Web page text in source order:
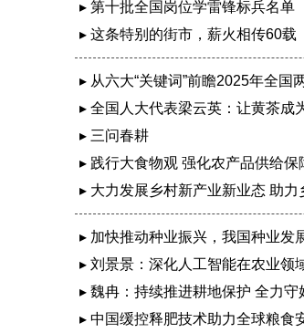
▸ 第十批全国岗位学雷锋标兵名单
▸ 这条特别的街市，薪火相传60载
▸ 从六大“关键词”前瞻2025年全国
▸ 全国人大代表梁云英：让黄茶成
▸ 三问春耕
▸ 践行大食物观 强化农产品供给保
▸ 大力发展乡村新产业新业态 助力
▸ 加快推动种业振兴，我国种业发
▸ 刘景景：深化人工智能在农业领
▸ 魏冉：持续推进耕地保护 全力守
▸ 中国缓控释肥技术助力全球粮食